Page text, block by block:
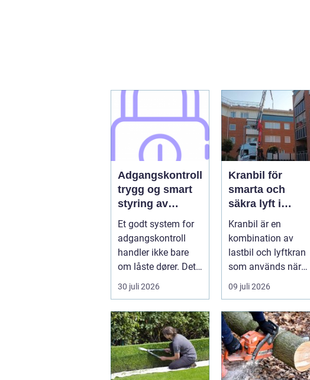
Adgangskontroll
trygg og smart
styring av
tilganger
Et godt system for
adgangskontroll
handler ikke bare
om låste dører. Det
handler om å ha
30 juli 2026
Kranbil för
smarta och
säkra lyft i
vardagen
Kranbil är en
kombination av
lastbil och lyftkran
som används när
tungt eller
09 juli 2026